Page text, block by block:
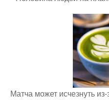
Матча может исчезнуть